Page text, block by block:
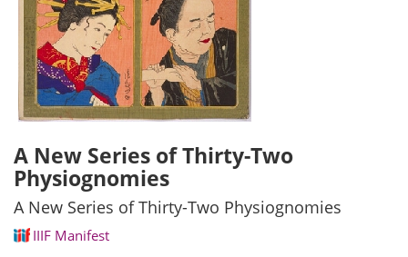
A New Series of Thirty-Two
Physiognomies
A New Series of Thirty-Two Physiognomies
IIIF Manifest